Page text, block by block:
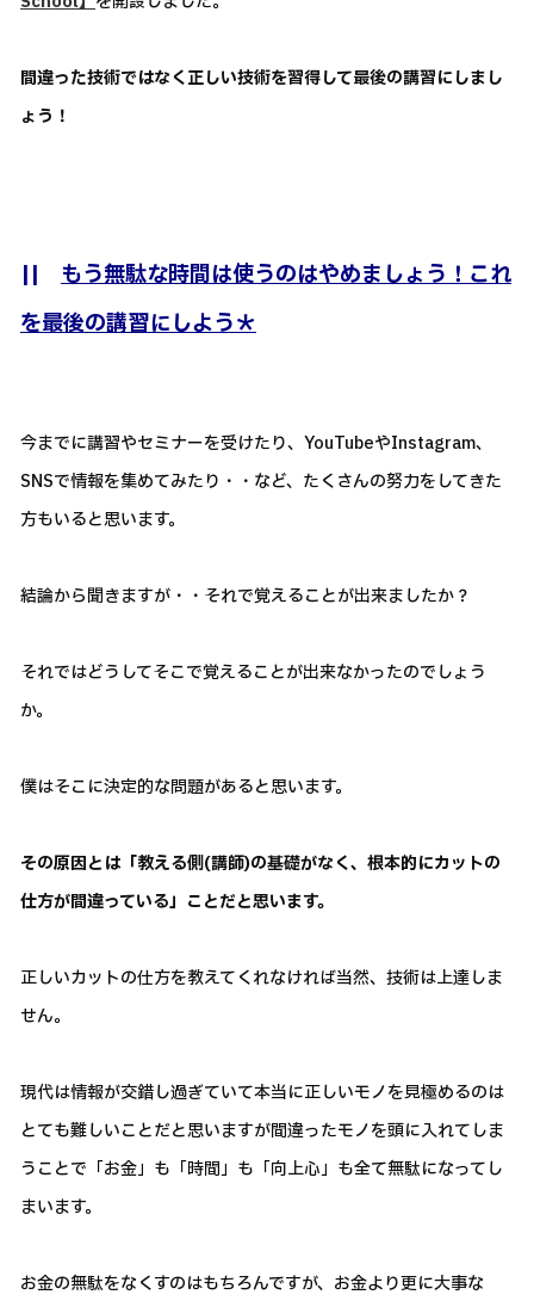
間違った技術ではなく正しい技術を習得して最後の講習にしまし
ょう！
|| もう無駄な時間は使うのはやめましょう！これ
を最後の講習にしよう＊
今までに講習やセミナーを受けたり、YouTubeやInstagram、
SNSで情報を集めてみたり・・など、たくさんの努力をしてきた
方もいると思います。
結論から聞きますが・・それで覚えることが出来ましたか？
それではどうしてそこで覚えることが出来なかったのでしょう
か。
僕はそこに決定的な問題があると思います。
その原因とは「教える側(講師)の基礎がなく、根本的にカットの
仕方が間違っている」ことだと思います。
正しいカットの仕方を教えてくれなければ当然、技術は上達しま
せん。
現代は情報が交錯し過ぎていて本当に正しいモノを見極めるのは
とても難しいことだと思いますが間違ったモノを頭に入れてしま
うことで「お金」も「時間」も「向上心」も全て無駄になってし
まいます。
お金の無駄をなくすのはもちろんですが、お金より更に大事な